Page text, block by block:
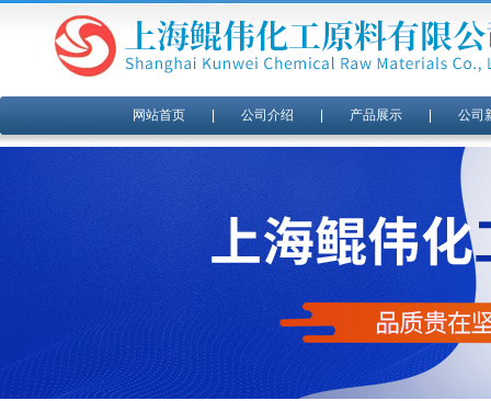
网站首页| 公司介绍 产品展示| 公司